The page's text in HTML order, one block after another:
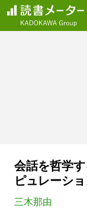
会話を哲学
ピュレーシ
三木那由